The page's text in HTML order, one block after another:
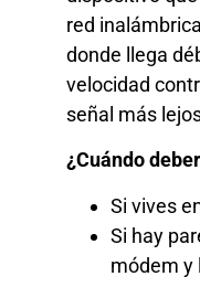
red
donde llega
velocidad
señal más
¿Cuándo
Si vives
Si hay
módem y